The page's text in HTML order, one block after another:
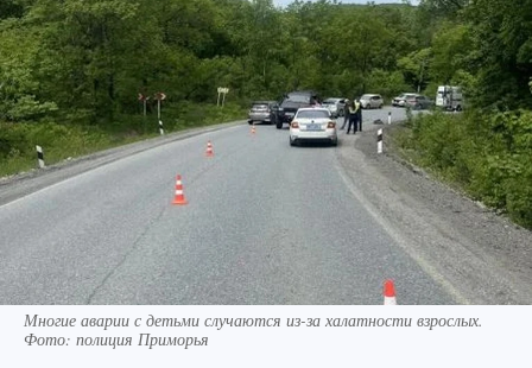
Многие аварии с детьми случаются из-за халатности взрослых.
Фото: полиция Приморья